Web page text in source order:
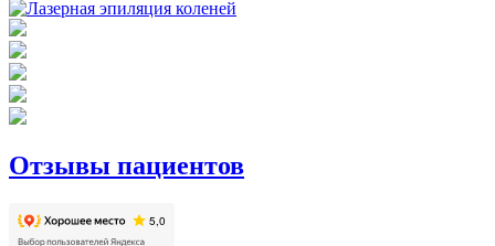
Отзывы пациентов